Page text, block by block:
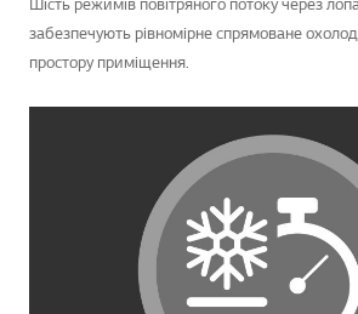
забезпечують рівномірне спрямоване
простору приміщення.